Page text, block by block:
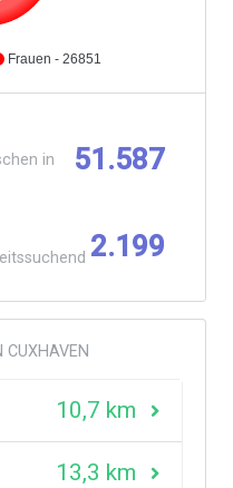
Frauen - 26851
in
51.587
2.199
CUXHAVEN
10,7 km
13,3 km